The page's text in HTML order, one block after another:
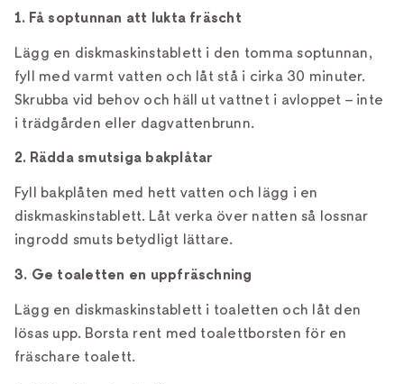
1. Få soptunnan att lukta fräscht
Lägg en diskmaskinstablett i den tomma soptunnan,
fyll med varmt vatten och låt stå i cirka 30 minuter.
Skrubba vid behov och häll ut vattnet i avloppet – inte
i trädgården eller dagvattenbrunn.
2. Rädda smutsiga bakplåtar
Fyll bakplåten med hett vatten och lägg i en
diskmaskinstablett. Låt verka över natten så lossnar
ingrodd smuts betydligt lättare.
3. Ge toaletten en uppfräschning
Lägg en diskmaskinstablett i toaletten och låt den
lösas upp. Borsta rent med toalettborsten för en
fräschare toalett.